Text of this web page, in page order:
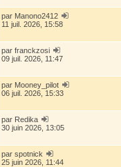
par Manono2412
11 juil. 2026, 15:58
par franckzosi
09 juil. 2026, 11:47
par Mooney_pilot
06 juil. 2026, 15:33
par Redika
30 juin 2026, 13:05
par spotnick
25 juin 2026, 11:44